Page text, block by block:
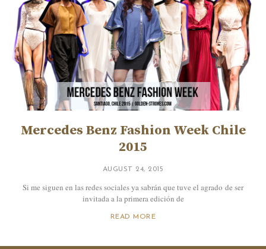
Mercedes Benz Fashion Week Chile
2015
AUGUST 24, 2015
Si me siguen en las redes sociales ya sabrán que tuve el agrado de ser
invitada a la primera edición de
READ MORE